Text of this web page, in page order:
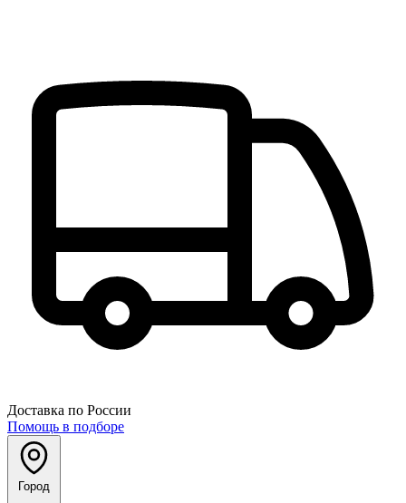
Доставка по России
Помощь в подборе
Город